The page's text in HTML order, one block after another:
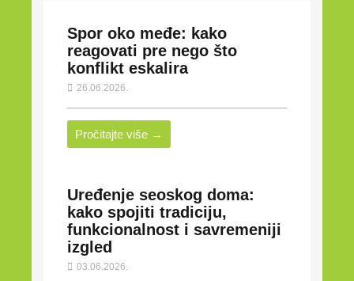
Spor oko međe: kako
reagovati pre nego što
konflikt eskalira
26.06.2026.
Pročitajte više →
Uređenje seoskog doma:
kako spojiti tradiciju,
funkcionalnost i savremeniji
izgled
03.06.2026.